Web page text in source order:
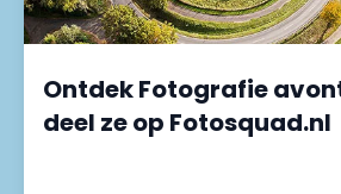
Ontdek Fotografie
deel ze op Fotosquad.nl